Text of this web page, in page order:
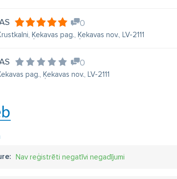
0
Ķekavas pag., Ķekavas nov., LV-2111
0
pag., Ķekavas nov., LV-2111
Nav reģistrēti negatīvi negadījumi